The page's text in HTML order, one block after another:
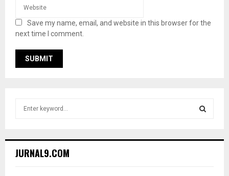
Save my name, email, and website in this browser for the
next time I comment.
h
JURNAL9.COM